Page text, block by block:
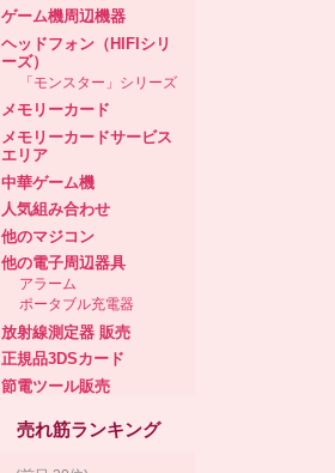
ゲーム機周辺機器
ヘッドフォン（HIFIシリ
ーズ）
「モンスター」シリーズ
メモリーカード
メモリーカードサービス
エリア
中華ゲーム機
人気組み合わせ
他のマジコン
他の電子周辺器具
アラーム
ポータブル充電器
放射線測定器 販売
正規品3DSカード
節電ツール販売
売れ筋ランキング